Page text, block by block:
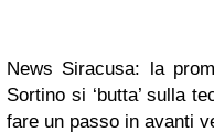
News Siracusa: la
Sortino si ‘butta’ sulla
fare un passo in avanti